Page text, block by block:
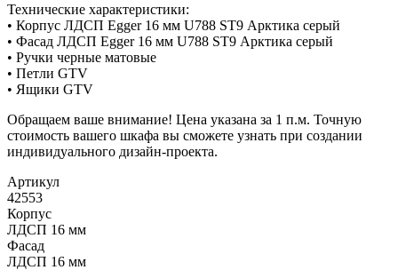
Технические характеристики:
• Корпус ЛДСП Egger 16 мм U788 ST9 Арктика серый
• Фасад ЛДСП Egger 16 мм U788 ST9 Арктика серый
• Ручки черные матовые
• Петли GTV
• Ящики GTV
Обращаем ваше внимание! Цена указана за 1 п.м. Точную
стоимость вашего шкафа вы сможете узнать при создании
индивидуального дизайн-проекта.
Артикул
42553
Корпус
ЛДСП 16 мм
Фасад
ЛДСП 16 мм